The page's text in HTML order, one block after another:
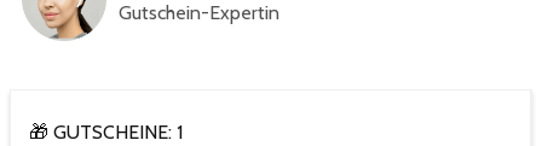
Gutschein-Expertin
🎁 GUTSCHEINE: 1